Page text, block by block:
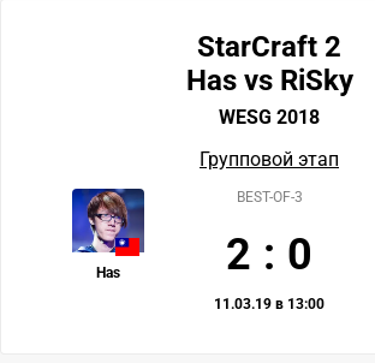
StarCraft 2
Has vs RiSky
WESG 2018
Групповой этап
Has
BEST-OF-3
2 : 0
11.03.19 в 13:00